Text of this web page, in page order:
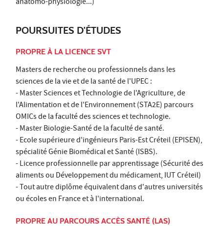
anatomo-physiologie...)
POURSUITES D'ÉTUDES
PROPRE À LA LICENCE SVT
Masters de recherche ou professionnels dans les
sciences de la vie et de la santé de l'UPEC :
- Master Sciences et Technologie de l'Agriculture, de
l'Alimentation et de l'Environnement (STA2E) parcours
OMICs de la faculté des sciences et technologie.
- Master Biologie-Santé de la faculté de santé.
- Ecole supérieure d'ingénieurs Paris-Est Créteil (EPISEN),
spécialité Génie Biomédical et Santé (ISBS).
- Licence professionnelle par apprentissage (Sécurité des
aliments ou Développement du médicament, IUT Créteil)
- Tout autre diplôme équivalent dans d'autres universités
ou écoles en France et à l'international.
PROPRE AU PARCOURS ACCÈS SANTÉ (LAS)